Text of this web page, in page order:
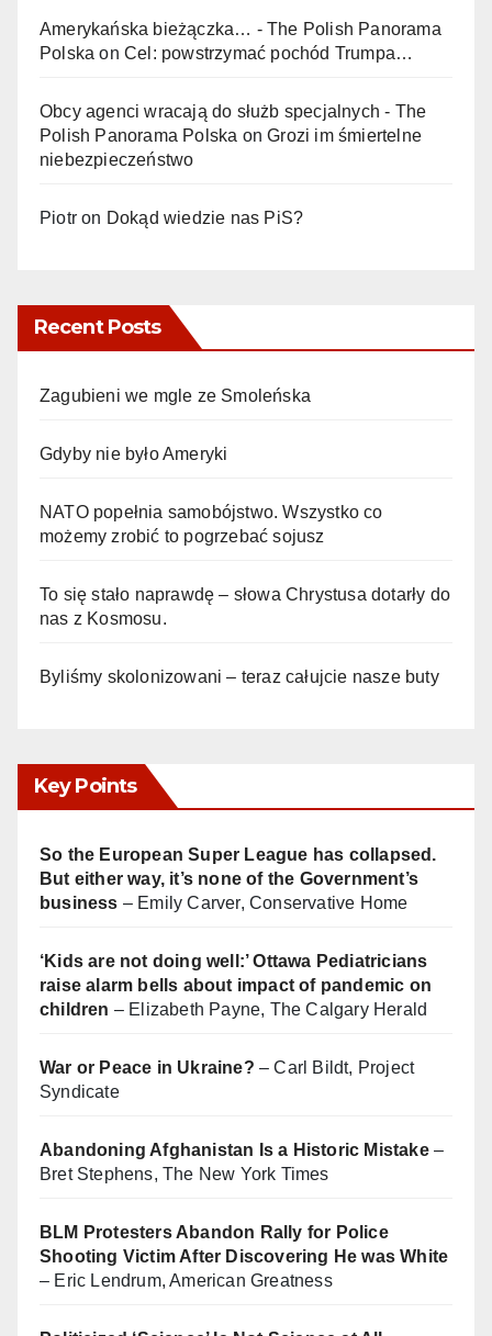
Amerykańska bieżączka… - The Polish Panorama
Polska onCel: powstrzymać pochód Trumpa…
Obcy agenci wracają do służb specjalnych - The
Polish Panorama Polska onGrozi im śmiertelne
niebezpieczeństwo
Piotr on Dokąd wiedzie nas PiS?
Recent Posts
Zagubieni we mgle ze Smoleńska
Gdyby nie było Ameryki
NATO popełnia samobójstwo. Wszystko co
możemy zrobić to pogrzebać sojusz
To się stało naprawdę – słowa Chrystusa dotarły do
nas z Kosmosu.
Byliśmy skolonizowani – teraz całujcie nasze buty
Key Points
So the European Super League has collapsed.
But either way, it’s none of the Government’s
business – Emily Carver, Conservative Home
‘Kids are not doing well:’ Ottawa Pediatricians
raise alarm bells about impact of pandemic on
children – Elizabeth Payne, The Calgary Herald
War or Peace in Ukraine? – Carl Bildt, Project
Syndicate
Abandoning Afghanistan Is a Historic Mistake–
Bret Stephens, The New York Times
BLM Protesters Abandon Rally for Police
Shooting Victim After Discovering He was White
– Eric Lendrum, American Greatness